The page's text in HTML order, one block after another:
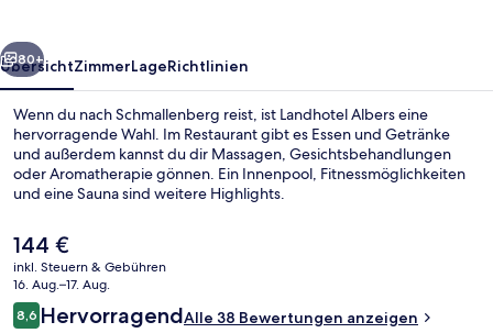
Weiter
80+
ÜbersichtZimmerLageRichtlinien
Wenn du nach Schmallenberg reist, ist Landhotel Albers eine
hervorragende Wahl. Im Restaurant gibt es Essen und Getränke
und außerdem kannst du dir Massagen, Gesichtsbehandlungen
oder Aromatherapie gönnen. Ein Innenpool, Fitnessmöglichkeiten
und eine Sauna sind weitere Highlights.
Der
aktuelle
Preis
beträgt
144 €.
144 €
inkl. Steuern & Gebühren
16. Aug.–17. Aug.
Bewertungen
8,68,6 von 10.
HervorragendAlle 38 Bewertungen anzeigen